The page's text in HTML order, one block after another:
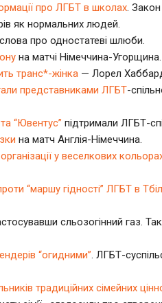
про ЛГБТ в школах .
як нормальних людей.
про одностатеві шлюби.
на матчі Німеччина-Угорщина.
транс*-жінка — Лорел
представниками ЛГБТ-
“Ювентус” підтримали ЛГБТ-
на матч Англія-Німеччина.
у веселкових
“маршу гідності” ЛГБТ в
сльозогінний газ.
“огидними” . ЛГБТ-
традиційних сімейних